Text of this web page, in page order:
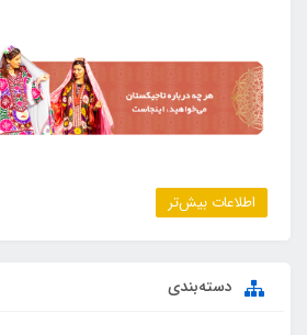
اطلاعات بیش‌تر
دسته‌بندی